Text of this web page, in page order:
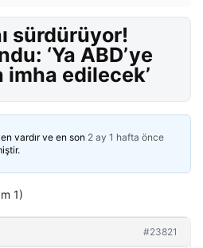
sürdürüyor!
‘Ya ABD’ye
edilecek’
vardır ve en son 2 ay 1 hafta önce
1)
#23821